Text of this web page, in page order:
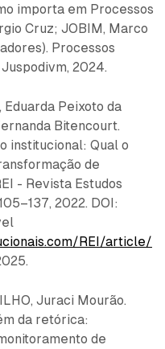
importa em Processos
Cruz; JOBIM, Marco
Processos
2024.
Eduarda Peixoto da
Bitencourt.
institucional: Qual o
de
- Revista Estudos
2022. DOI:
REI/article/
Juraci Mourão.
da retórica:
de